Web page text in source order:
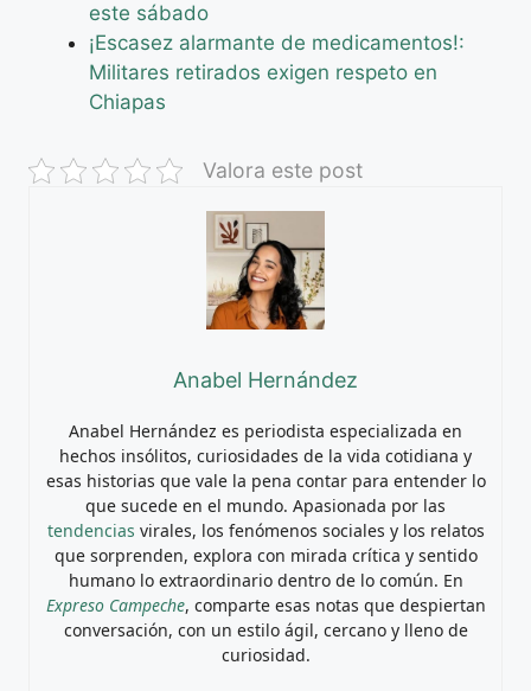
este sábado
¡Escasez alarmante de medicamentos!:
Militares retirados exigen respeto en
Chiapas
Valora este post
Anabel Hernández
Anabel Hernández es periodista especializada en
hechos insólitos, curiosidades de la vida cotidiana y
esas historias que vale la pena contar para entender lo
que sucede en el mundo. Apasionada por las
tendencias virales, los fenómenos sociales y los relatos
que sorprenden, explora con mirada crítica y sentido
humano lo extraordinario dentro de lo común. En
Expreso Campeche, comparte esas notas que despiertan
conversación, con un estilo ágil, cercano y lleno de
curiosidad.